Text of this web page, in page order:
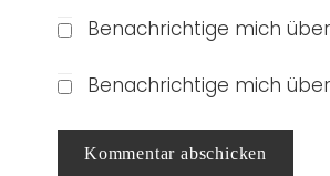
Benachrichtige mich
Benachrichtige mich
Kommentar abschicken